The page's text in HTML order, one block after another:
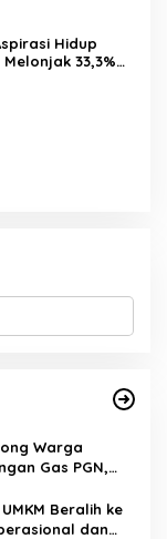
Hidup
33,3%
Warga
Gas PGN,
Beralih ke
dan